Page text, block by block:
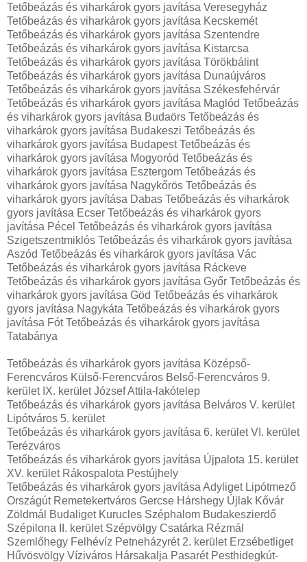
Tetőbeázás és viharkárok gyors javítása Veresegyház
Tetőbeázás és viharkárok gyors javítása Kecskemét
Tetőbeázás és viharkárok gyors javítása Szentendre
Tetőbeázás és viharkárok gyors javítása Kistarcsa
Tetőbeázás és viharkárok gyors javítása Törökbálint
Tetőbeázás és viharkárok gyors javítása Dunaújváros
Tetőbeázás és viharkárok gyors javítása Székesfehérvár
Tetőbeázás és viharkárok gyors javítása Maglód Tetőbeázás
és viharkárok gyors javítása Budaörs Tetőbeázás és
viharkárok gyors javítása Budakeszi Tetőbeázás és
viharkárok gyors javítása Budapest Tetőbeázás és
viharkárok gyors javítása Mogyoród Tetőbeázás és
viharkárok gyors javítása Esztergom Tetőbeázás és
viharkárok gyors javítása Nagykőrös Tetőbeázás és
viharkárok gyors javítása Dabas Tetőbeázás és viharkárok
gyors javítása Ecser Tetőbeázás és viharkárok gyors
javítása Pécel Tetőbeázás és viharkárok gyors javítása
Szigetszentmiklós Tetőbeázás és viharkárok gyors javítása
Aszód Tetőbeázás és viharkárok gyors javítása Vác
Tetőbeázás és viharkárok gyors javítása Ráckeve
Tetőbeázás és viharkárok gyors javítása Győr Tetőbeázás és
viharkárok gyors javítása Göd Tetőbeázás és viharkárok
gyors javítása Nagykáta Tetőbeázás és viharkárok gyors
javítása Fót Tetőbeázás és viharkárok gyors javítása
Tatabánya
Tetőbeázás és viharkárok gyors javítása Középső-
Ferencváros Külső-Ferencváros Belső-Ferencváros 9.
kerület IX. kerület József Attila-lakótelep
Tetőbeázás és viharkárok gyors javítása Belváros V. kerület
Lipótváros 5. kerület
Tetőbeázás és viharkárok gyors javítása 6. kerület VI. kerület
Terézváros
Tetőbeázás és viharkárok gyors javítása Újpalota 15. kerület
XV. kerület Rákospalota Pestújhely
Tetőbeázás és viharkárok gyors javítása Adyliget Lipótmező
Országút Remetekertváros Gercse Hárshegy Újlak Kővár
Zöldmál Budaliget Kurucles Széphalom Budakeszierdő
Szépilona II. kerület Szépvölgy Csatárka Rézmál
Szemlőhegy Felhévíz Petneházyrét 2. kerület Erzsébetliget
Hűvösvölgy Víziváros Hársakalja Pasarét Pesthidegkút-